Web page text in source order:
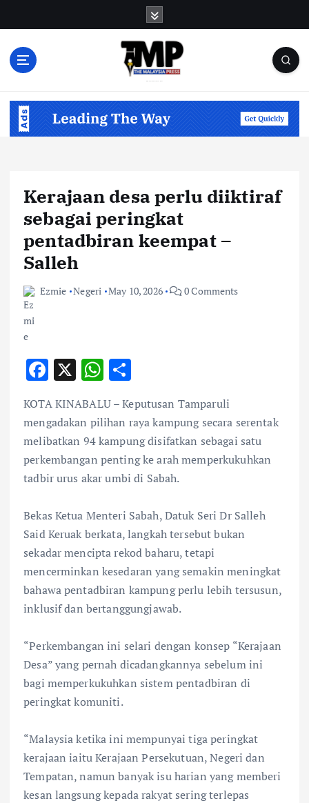
Kerajaan desa perlu diiktiraf
sebagai peringkat
pentadbiran keempat –
Salleh
Ezmie Negeri May 10, 2026 0 Comments
F
e
b
o
o
X W
at
s
A
p
ar
e
KOTA KINABALU – Keputusan Tamparuli
mengadakan pilihan raya kampung secara serentak
melibatkan 94 kampung disifatkan sebagai satu
perkembangan penting ke arah memperkukuhkan
tadbir urus akar umbi di Sabah.
Bekas Ketua Menteri Sabah, Datuk Seri Dr Salleh
Said Keruak berkata, langkah tersebut bukan
sekadar mencipta rekod baharu, tetapi
mencerminkan kesedaran yang semakin meningkat
bahawa pentadbiran kampung perlu lebih tersusun,
inklusif dan bertanggungjawab.
“Perkembangan ini selari dengan konsep “Kerajaan
Desa” yang pernah dicadangkannya sebelum ini
bagi memperkukuhkan sistem pentadbiran di
peringkat komuniti.
“Malaysia ketika ini mempunyai tiga peringkat
kerajaan iaitu Kerajaan Persekutuan, Negeri dan
Tempatan, namun banyak isu harian yang memberi
kesan langsung kepada rakyat sering terlepas